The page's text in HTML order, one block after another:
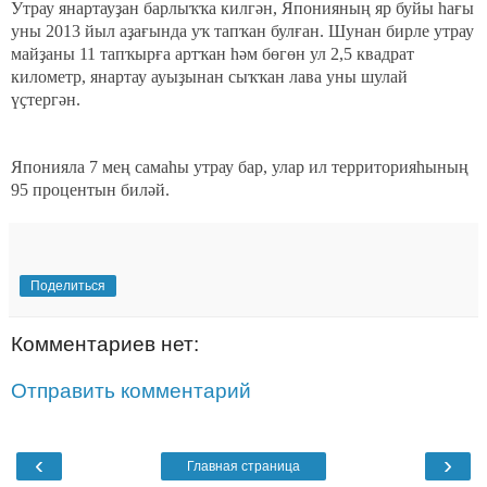
Утрау янартауҙан барлыҡҡа килгән, Японияның яр буйы һағы
уны 2013 йыл аҙағында уҡ тапҡан булған. Шунан бирле утрау
майҙаны 11 тапҡырға артҡан һәм бөгөн ул 2,5 квадрат
километр, янартау ауыҙынан сыҡҡан лава уны шулай
үҫтергән.
Японияла 7 мең самаһы утрау бар, улар ил территорияһының
95 процентын биләй.
Поделиться
Комментариев нет:
Отправить комментарий
‹ ›
Главная страница